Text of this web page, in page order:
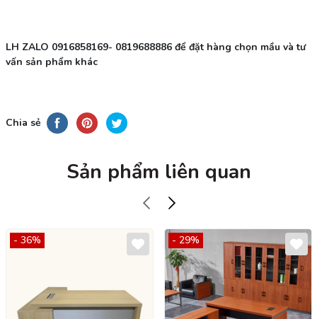
LH ZALO 0916858169- 0819688886 để đặt hàng chọn mầu và tư
vấn sản phẩm khác
Chia sẻ
Sản phẩm liên quan
- 36% - 29%